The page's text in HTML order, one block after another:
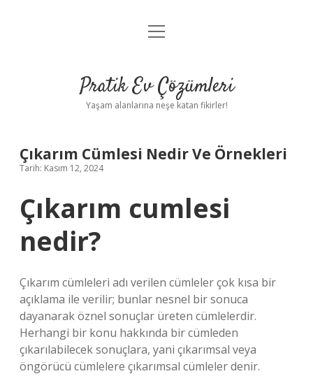
Anasayfa
Yasal Uyarı
menüyü
Pratik Ev Çözümleri
Yaşam alanlarına neşe katan fikirler!
Çıkarım Cümlesi Nedir Ve Örnekleri
Tarih: Kasım 12, 2024
Çıkarım cumlesi
nedir?
Çıkarım cümleleri adı verilen cümleler çok kısa bir
açıklama ile verilir; bunlar nesnel bir sonuca
dayanarak öznel sonuçlar üreten cümlelerdir.
Herhangi bir konu hakkında bir cümleden
çıkarılabilecek sonuçlara, yani çıkarımsal veya
öngörücü cümlelere çıkarımsal cümleler denir.